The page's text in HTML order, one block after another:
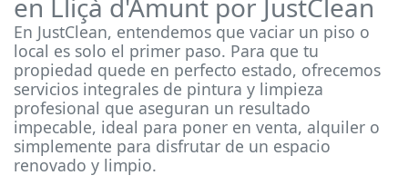
en Lliçà d'Amunt por JustClean
En JustClean, entendemos que vaciar un piso o
local es solo el primer paso. Para que tu
propiedad quede en perfecto estado, ofrecemos
servicios integrales de pintura y limpieza
profesional que aseguran un resultado
impecable, ideal para poner en venta, alquiler o
simplemente para disfrutar de un espacio
renovado y limpio.